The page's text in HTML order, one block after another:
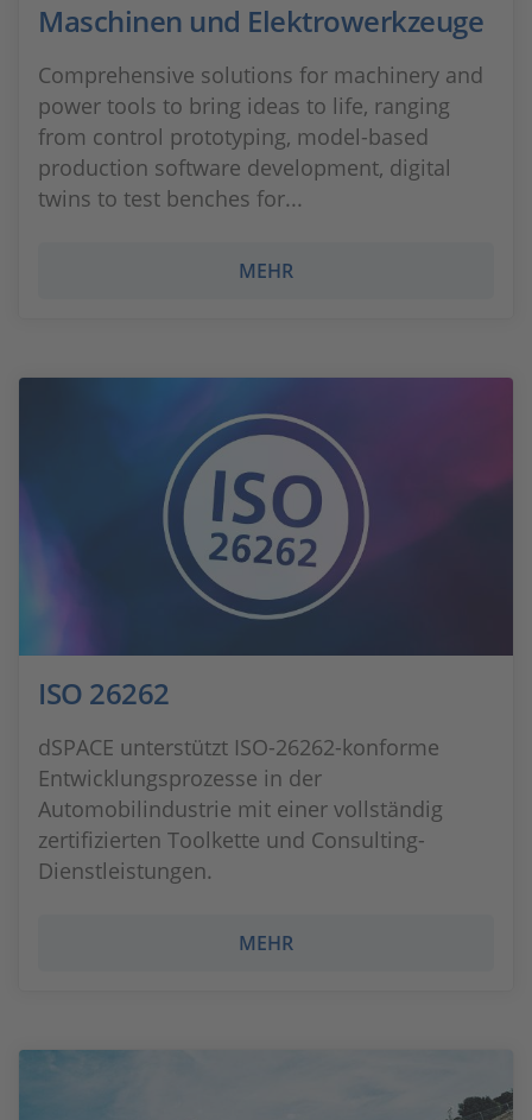
Maschinen und Elektrowerkzeuge
Comprehensive solutions for machinery and
power tools to bring ideas to life, ranging
from control prototyping, model-based
production software development, digital
twins to test benches for...
MEHR
ISO 26262
dSPACE unterstützt ISO-26262-konforme
Entwicklungsprozesse in der
Automobilindustrie mit einer vollständig
zertifizierten Toolkette und Consulting-
Dienstleistungen.
MEHR